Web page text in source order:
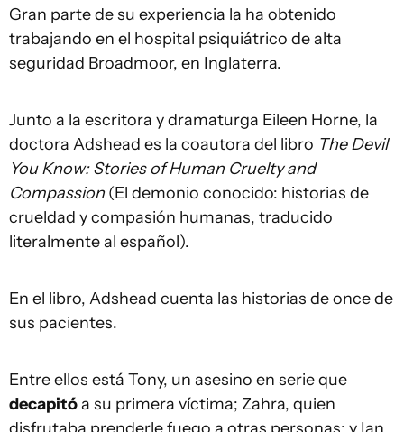
Gran parte de su experiencia la ha obtenido
trabajando en el hospital psiquiátrico de alta
seguridad Broadmoor, en Inglaterra.
Junto a la escritora y dramaturga Eileen Horne, la
doctora Adshead es la coautora del libro The Devil
You Know: Stories of Human Cruelty and
Compassion(El demonio conocido: historias de
crueldad y compasión humanas, traducido
literalmente al español).
En el libro, Adshead cuenta las historias de once de
sus pacientes.
Entre ellos está Tony, un asesino en serie que
decapitóa su primera víctima; Zahra, quien